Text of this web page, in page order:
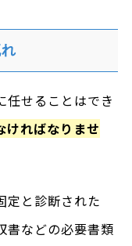
任せることはでき
ければなりませ
定と診断された
書などの必要書類